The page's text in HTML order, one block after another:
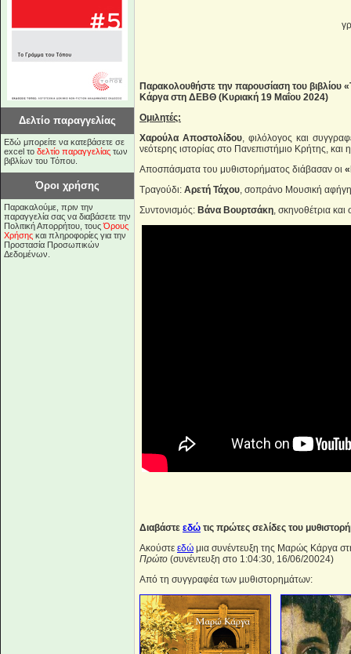
Δελτίο παραγγελίας
Εδώ μπορείτε να κατεβάσετε σε
excel το δελτίο παραγγελίας των
βιβλίων του Τόπου.
Όροι χρήσης
Παρακαλούμε, πριν την
παραγγελία σας να διαβάσετε την
Πολιτική Απορρήτου, τουςΌρους
Χρήσης και πληροφορίες για την
Προστασία Προσωπικών
Δεδομένων.
Παρακολουθήστε την παρουσίαση του
Κάργα στη ΔΕΒΘ (Κυριακή 19 Μαΐου 2024)
Ομιλητές:
Χαρούλα Αποστολίδου, φιλόλογος και
νεότερης ιστορίας στο Πανεπιστήμιο Κρήτης,
Αποσπάσματα του μυθιστορήματος διάβασαν οι
Τραγούδι: Αρετή Τάχου, σοπράνο Μουσική
Συντονισμός: Βάνα Βουρτσάκη, σκηνοθέτρια
Διαβάστε εδώ τις πρώτες σελίδες του
Ακούστε εδώ μια συνέντευξη της Μαρώς Κάργα
Πρώτο (συνέντευξη στο 1:04:30, 16/06/20024)
Από τη συγγραφέα των µυθιστορηµάτων: